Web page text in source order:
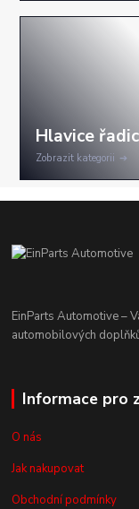
Zobrazit kategorii
EinParts Automotive –
automobilových
Informace pro
O nás
Jak nakupovat
Obchodní podmínky